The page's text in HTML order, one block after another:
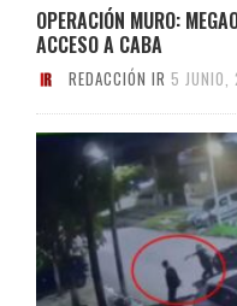
OPERACIÓN MURO:
ACCESO A CABA
REDACCIÓN IR 5